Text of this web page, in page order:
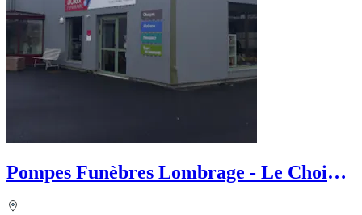
Pompes Funèbres Lombrage - Le Choix